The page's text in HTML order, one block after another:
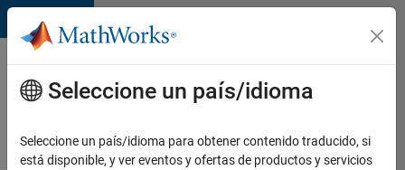
Saltar al contenido
Ofertas
de
empleo
MathWorks
Seleccione un país/idioma
Seleccione un país/idioma para obtener contenido traducido, si
está disponible, y ver eventos y ofertas de productos y servicios